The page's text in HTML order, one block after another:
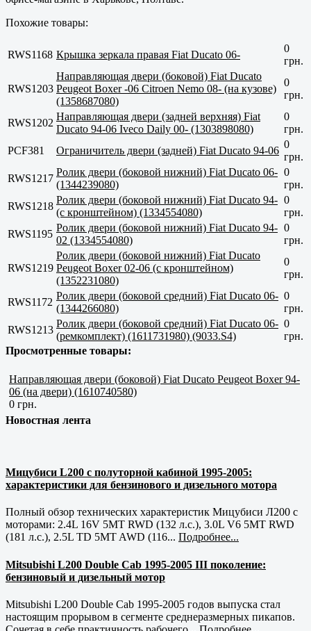
Похожие товары:
RWS1168 Крышка зеркала правая Fiat Ducato 06-
0
грн.
RWS1203
Направляющая двери (боковой) Fiat Ducato
Peugeot Boxer -06 Citroen Nemo 08- (на кузове)
(1358687080)
0
грн.
RWS1202
Направляющая двери (задней верхняя) Fiat
Ducato 94-06 Iveco Daily 00- (1303898080)
0
грн.
PCF381
Ограничитель двери (задней) Fiat Ducato 94-06
0
грн.
RWS1217
Ролик двери (боковой нижний) Fiat Ducato 06-
(1344239080)
0
грн.
RWS1218
Ролик двери (боковой нижний) Fiat Ducato 94-
(с кронштейном) (1334554080)
0
грн.
RWS1195
Ролик двери (боковой нижний) Fiat Ducato 94-
02 (1334554080)
0
грн.
RWS1219
Ролик двери (боковой нижний) Fiat Ducato
Peugeot Boxer 02-06 (с кронштейном)
(1352231080)
0
грн.
RWS1172
Ролик двери (боковой средний) Fiat Ducato 06-
(1344266080)
0
грн.
RWS1213
Ролик двери (боковой средний) Fiat Ducato 06-
(ремкомплект) (1611731980) (9033.S4)
0
грн.
Просмотренные товары:
Направляющая двери (боковой) Fiat Ducato Peugeot Boxer 94-
06 (на двери) (1610740580)
0 грн.
Новостная лента
Мицубиси L200 с полуторной кабиной 1995-2005:
характеристики для бензинового и дизельного мотора
Полный обзор технических характеристик Мицубиси Л200 с
моторами: 2.4L 16V 5MT RWD (132 л.с.), 3.0L V6 5MT RWD
(181 л.с.), 2.5L TD 5MT AWD (116... Подробнее...
Mitsubishi L200 Double Cab 1995-2005 III поколение:
бензиновый и дизельный мотор
Mitsubishi L200 Double Cab 1995-2005 годов выпуска стал
настоящим прорывом в сегменте среднеразмерных пикапов.